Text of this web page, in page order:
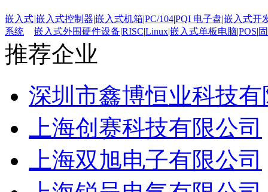
嵌入式
系统
|嵌入式控制器|嵌入式机箱|PC/104|PQI 电子盘|嵌入式开
嵌入式外围硬件设备|RISC|Linux|嵌入式单板电脑|POS|
推荐企业
深圳市鑫博恒业科技
上海创赛科技有限公司
上海双旭电子有限公司